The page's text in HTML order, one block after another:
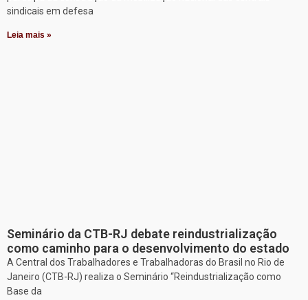
sindicais em defesa
Leia mais »
Seminário da CTB-RJ debate reindustrialização
como caminho para o desenvolvimento do estado
A Central dos Trabalhadores e Trabalhadoras do Brasil no Rio de
Janeiro (CTB-RJ) realiza o Seminário “Reindustrialização como
Base da